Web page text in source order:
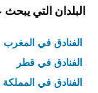
البلدان التي
الفنادق في المغرب
الفنادق في قطر
الفنادق في المملكة